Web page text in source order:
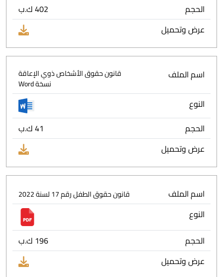
الحجم
402 ك.ب
عرض وتحميل
اسم الملف
قانون حقوق الأشخاص ذوي الإعاقة
نسخة Word
النوع
الحجم
41 ك.ب
عرض وتحميل
اسم الملف قانون حقوق الطفل رقم 17 لسنة 2022
النوع
الحجم
196 ك.ب
عرض وتحميل